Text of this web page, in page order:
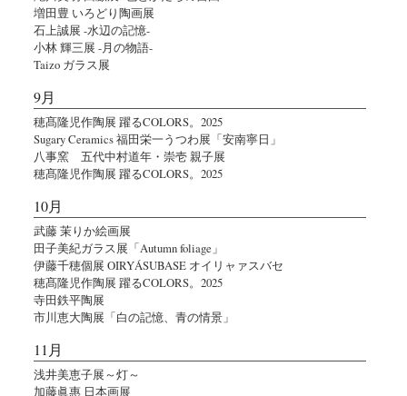
増田豊 いろどり陶画展
石上誠展 -水辺の記憶-
小林 輝三展 -月の物語-
Taizo ガラス展
9月
穂髙隆児作陶展 躍るCOLORS。2025
Sugary Ceramics 福田栄一うつわ展「安南寧日」
八事窯 五代中村道年・崇壱 親子展
穂髙隆児作陶展 躍るCOLORS。2025
10月
武藤 茉りか絵画展
田子美紀ガラス展「Autumn foliage」
伊藤千穂個展 OIRYÁSUBASE オイリャァスバセ
穂髙隆児作陶展 躍るCOLORS。2025
寺田鉄平陶展
市川恵大陶展「白の記憶、青の情景」
11月
浅井美恵子展～灯～
加藤眞惠 日本画展